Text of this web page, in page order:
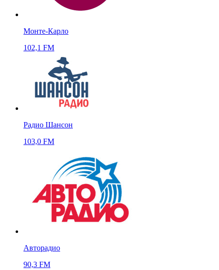
Монте-Карло
102,1 FM
Радио Шансон
103,0 FM
Авторадио
90,3 FM